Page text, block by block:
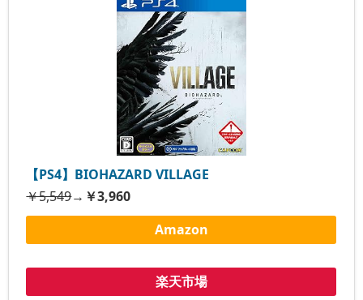
【PS4】BIOHAZARD VILLAGE
￥5,549→ ￥3,960
Amazon
楽天市場